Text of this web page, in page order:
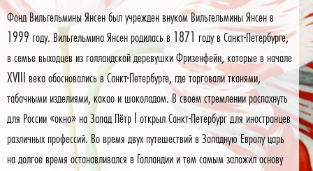
Фонд Вильгельмины Янсен был учрежден внуком Вильгельмины Янсен в
1999 году. Вильгельмина Янсен родилась в 1871 году в Санкт-Петербурге,
в семье выходцев из голландской деревушки Фризенфейн, которые в начале
XVIII века обосновались в Санкт-Петербурге, где торговали тканями,
табачными изделиями, какао и шоколадом. В своем стремлении распахнуть
для России «окно» на Запад Пётр I открыл Санкт-Петербург для иностранцев
различных профессий. Во время двух путешествий в Западную Европу царь
на долгое время останавливался в Голландии и тем самым заложил основу